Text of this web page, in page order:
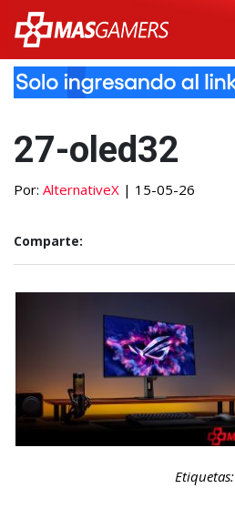
27-oled32
Por: AlternativeX | 15-05-26
Comparte:
Etiquetas: